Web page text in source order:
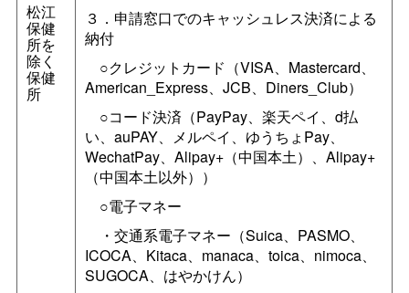
松江
保健
所を
除く
保健
所
３．申請窓口でのキャッシュレス決済による
納付
○クレジットカード（VISA、Mastercard、
American_Express、JCB、Diners_Club）
○コード決済（PayPay、楽天ペイ、d払
い、auPAY、メルペイ、ゆうちょPay、
WechatPay、Alipay+（中国本土）、Alipay+
（中国本土以外））
○電子マネー
・交通系電子マネー（Suica、PASMO、
ICOCA、Kitaca、manaca、toica、nimoca、
SUGOCA、はやかけん）